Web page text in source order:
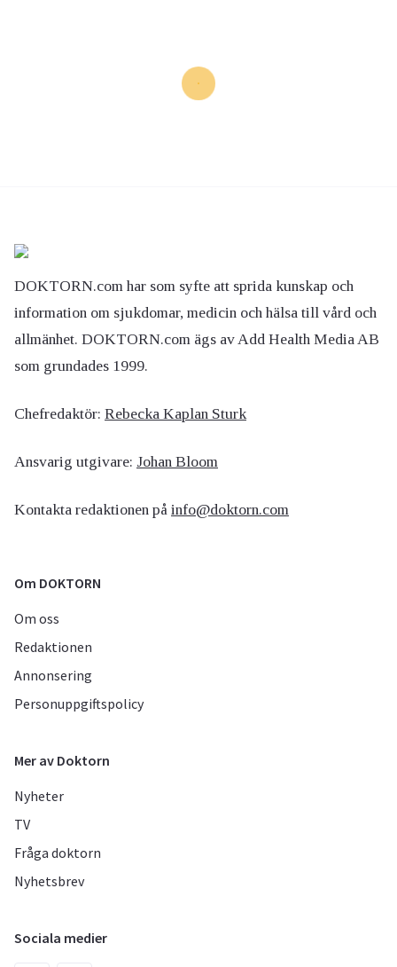
DOKTORN.com har som syfte att sprida kunskap och
information om sjukdomar, medicin och hälsa till vård och
allmänhet. DOKTORN.com ägs av Add Health Media AB
som grundades 1999.
Chefredaktör: Rebecka Kaplan Sturk
Ansvarig utgivare: Johan Bloom
Kontakta redaktionen på info@doktorn.com
Om DOKTORN
Om oss
Redaktionen
Annonsering
Personuppgiftspolicy
Mer av Doktorn
Nyheter
TV
Fråga doktorn
Nyhetsbrev
Sociala medier